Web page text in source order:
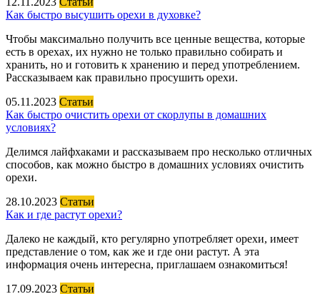
Как быстро высушить орехи в духовке?
Чтобы максимально получить все ценные вещества, которые
есть в орехах, их нужно не только правильно собирать и
хранить, но и готовить к хранению и перед употреблением.
Рассказываем как правильно просушить орехи.
05.11.2023 Статьи
Как быстро очистить орехи от скорлупы в домашних
условиях?
Делимся лайфхаками и рассказываем про несколько отличных
способов, как можно быстро в домашних условиях очистить
орехи.
28.10.2023 Статьи
Как и где растут орехи?
Далеко не каждый, кто регулярно употребляет орехи, имеет
представление о том, как же и где они растут. А эта
информация очень интересна, приглашаем ознакомиться!
17.09.2023 Статьи